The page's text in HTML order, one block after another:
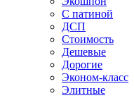
С патиной
ДСП
Стоимость
Дешевые
Дорогие
Эконом-класс
Элитные